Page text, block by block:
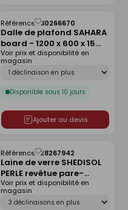
Dalle de plafond SAHARA
board - 1200 x 600 x 15
mm
Référence :30266670
Déclinaison
Disponible sous 10 jours
Voir prix et disponibilité en
magasin
Ajouter au devis
Enregistrer
comme
liste
Laine de verre SHEDISOL
PERLE revêtue pare-
vapeur kraft - 1,50x1m
Ep.80mm - R=2,25m².K/W.
Référence :28267942
Déclinaison
Voir prix et disponibilité en
magasin
Enregistrer
comme
liste